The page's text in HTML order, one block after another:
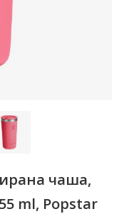
чаша,
ml, Popstar